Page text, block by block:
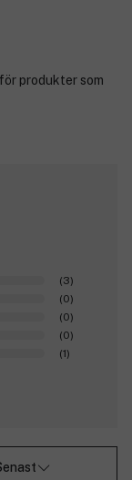
produkter som
(3)
(0)
(0)
(0)
(1)